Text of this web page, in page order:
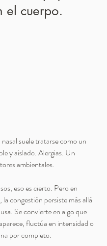
el cuerpo.
de 5 estrellas.
suele tratarse como un
y aislado. Alergias. Un
ambientales.
eso es cierto. Pero en
congestión persiste más allá
Se convierte en algo que
fluctúa en intensidad o
por completo.